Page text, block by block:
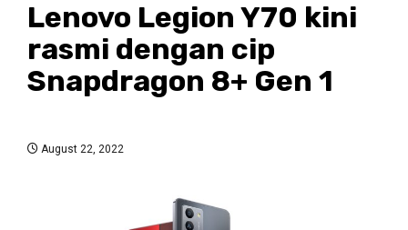
Lenovo Legion Y70 kini
rasmi dengan cip
Snapdragon 8+ Gen 1
August 22, 2022